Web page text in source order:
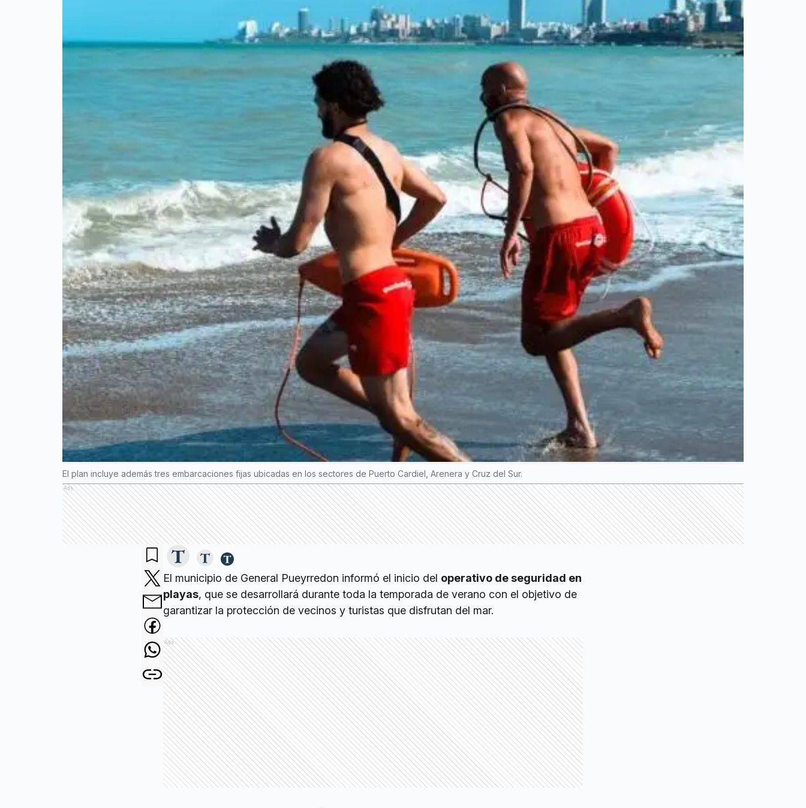
El plan incluye además tres embarcaciones fijas ubicadas en los sectores de Puerto Cardiel, Arenera y Cruz del Sur.
Ads
El municipio de General Pueyrredon informó el inicio del operativo de seguridad en
playas, que se desarrollará durante toda la temporada de verano con el objetivo de
garantizar la protección de vecinos y turistas que disfrutan del mar.
Ads